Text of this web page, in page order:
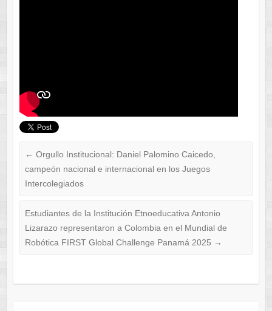
← Orgullo Institucional: Daniel Palomino Caicedo,
campeón nacional e internacional en los Juegos
Intercolegiados
Estudiantes de la Institución Etnoeducativa Antonio
Lizarazo representaron a Colombia en el Mundial de
Robótica FIRST Global Challenge Panamá 2025 →